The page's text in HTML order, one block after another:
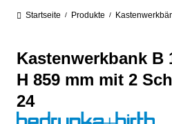
Startseite / Produkte /
Kastenwerkbank B
H 859 mm mit 2
24